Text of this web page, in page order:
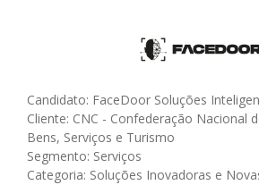
Candidato: FaceDoor Soluções
Cliente: CNC - Confederação Nacional
Bens, Serviços e Turismo
Segmento: Serviços
Categoria: Soluções Inovadoras e